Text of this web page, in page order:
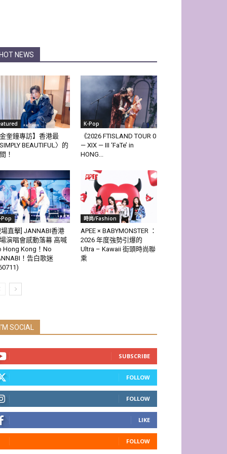
HOT NEWS
金奎鐘專訪】香港最
SIMPLY BEAUTIFUL〉的
！
K-Pop
《2026 FTISLAND TOUR 0
— XIX — III ‘FaTe’ in
HONG...
Pop
場直擊] JANNABI香港
演唱會感動落幕 高喊
Hong Kong！No
！告白歌迷
時尚/Fashion
APEE × BABYMONSTER ：
2026 年度強勢引爆的
Ultra – Kawaii 街頭時尚聯
乘
I'M SOCIAL
SUBSCRIBE
FOLLOW
FOLLOW
LIKE
FOLLOW